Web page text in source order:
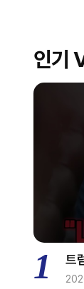
인기
1 트